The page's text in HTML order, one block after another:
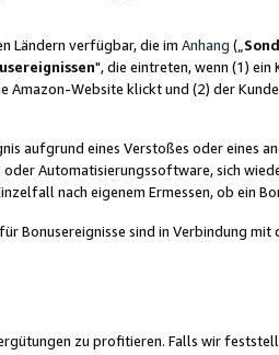
Ländern verfügbar, die im Anhang („
", die eintreten, wenn (1) ein
Amazon-Website klickt und (2) der
aufgrund eines Verstoßes oder eines
Automatisierungssoftware, sich
nach eigenem Ermessen, ob ein
Bonusereignisse sind in Verbindung
zu profitieren. Falls wir